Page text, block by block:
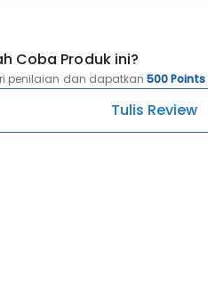
Coba Produk ini?
penilaian dan dapatkan 500 Points
Tulis Review